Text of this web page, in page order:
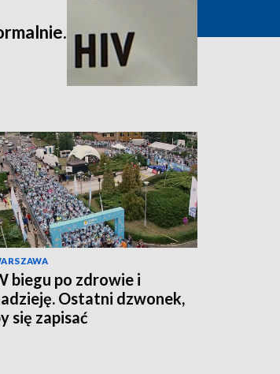
biegu po zdrowie i
Ostatni dzwonek,
się zapisać